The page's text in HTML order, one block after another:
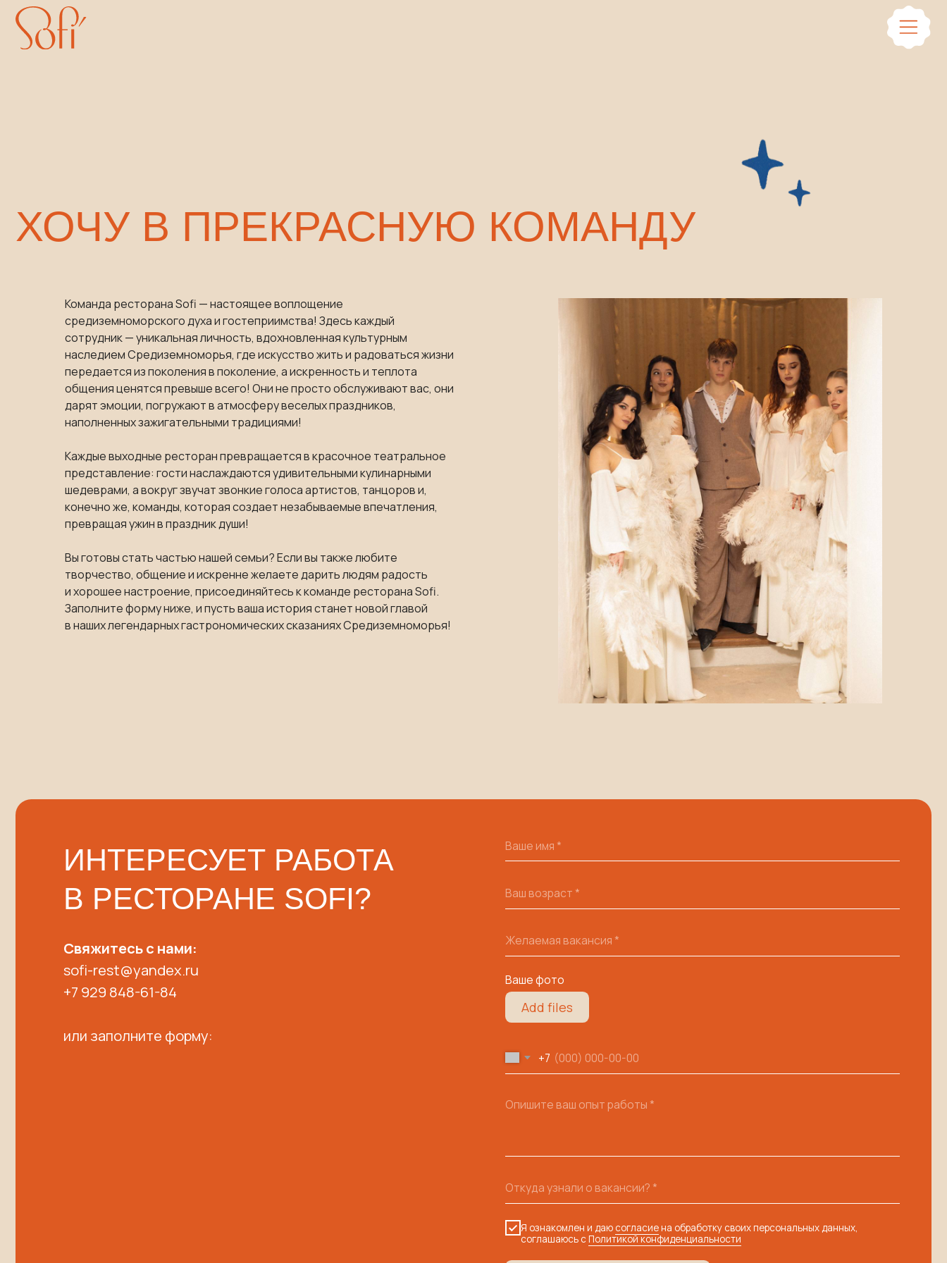
ХОЧУ В ПРЕКРАСНУЮ КОМАНДУ
Команда ресторана Sofi — настоящее воплощение
средиземноморского духа и гостеприимства! Здесь каждый
сотрудник — уникальная личность, вдохновленная культурным
наследием Средиземноморья, где искусство жить и радоваться жизни
передается из поколения в поколение, а искренность и теплота
общения ценятся превыше всего! Они не просто обслуживают вас, они
дарят эмоции, погружают в атмосферу веселых праздников,
наполненных зажигательными традициями!
Каждые выходные ресторан превращается в красочное театральное
представление: гости наслаждаются удивительными кулинарными
шедеврами, а вокруг звучат звонкие голоса артистов, танцоров и,
конечно же, команды, которая создает незабываемые впечатления,
превращая ужин в праздник души!
Вы готовы стать частью нашей семьи? Если вы также любите
творчество, общение и искренне желаете дарить людям радость
и хорошее настроение, присоединяйтесь к команде ресторана Sofi.
Заполните форму ниже, и пусть ваша история станет новой главой
в наших легендарных гастрономических сказаниях Средиземноморья!
В РЕСТОРАНЕ SOFI?
Add files
соглашаюсь сПолитикой конфиденциальности
Свяжитесь с нами:
sofi-rest@yandex.ru
+7 929 848-61-84